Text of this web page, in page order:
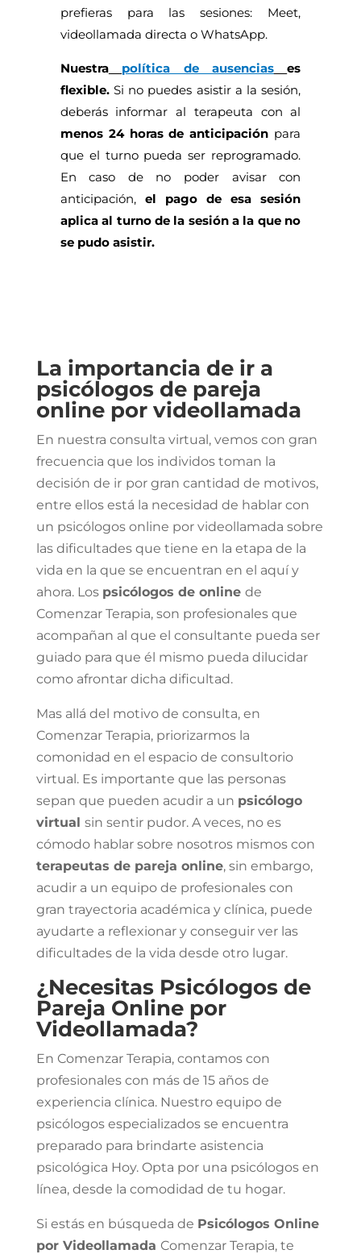
prefieras para las sesiones: Meet,
videollamada directa o WhatsApp.
Nuestra política de ausencias
es
flexible.Si no puedes asistir a la sesión,
deberás informar al terapeuta con al
menos 24 horas de anticipación para
que el turno pueda ser reprogramado.
En caso de no poder avisar con
anticipación, el pago de esa sesión
aplica al turno de la sesión a la que no
se pudo asistir.
La importancia de ir a
psicólogos de pareja
online por videollamada
En nuestra consulta virtual, vemos con gran
frecuencia que los individos toman la
decisión de ir por gran cantidad de motivos,
entre ellos está la necesidad de hablar con
un psicólogos online por videollamada sobre
las dificultades que tiene en la etapa de la
vida en la que se encuentran en el aquí y
ahora. Los psicólogos de online de
Comenzar Terapia, son profesionales que
acompañan al que el consultante pueda ser
guiado para que él mismo pueda dilucidar
como afrontar dicha dificultad.
Mas allá del motivo de consulta, en
Comenzar Terapia, priorizarmos la
comonidad en el espacio de consultorio
virtual. Es importante que las personas
sepan que pueden acudir a un psicólogo
virtual sin sentir pudor. A veces, no es
cómodo hablar sobre nosotros mismos con
terapeutas de pareja online, sin embargo,
acudir a un equipo de profesionales con
gran trayectoria académica y clínica, puede
ayudarte a reflexionar y conseguir ver las
dificultades de la vida desde otro lugar.
¿Necesitas Psicólogos de
Pareja Online por
Videollamada?
En Comenzar Terapia, contamos con
profesionales con más de 15 años de
experiencia clínica. Nuestro equipo de
psicólogos especializados se encuentra
preparado para brindarte asistencia
psicológica Hoy. Opta por una psicólogos en
línea, desde la comodidad de tu hogar.
Si estás en búsqueda de Psicólogos Online
por Videollamada Comenzar Terapia, te